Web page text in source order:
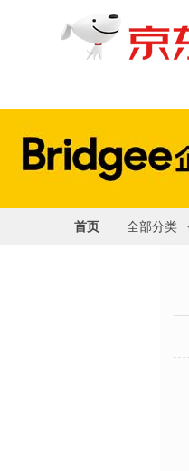
首页 全部分类